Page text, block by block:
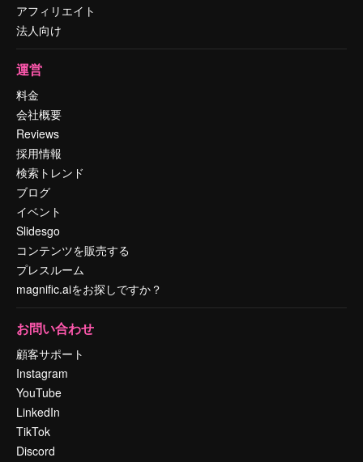
アフィリエイト
法人向け
運営
料金
会社概要
Reviews
採用情報
検索トレンド
ブログ
イベント
Slidesgo
コンテンツを販売する
プレスルーム
magnific.aiをお探しですか？
お問い合わせ
顧客サポート
Instagram
YouTube
LinkedIn
TikTok
Discord